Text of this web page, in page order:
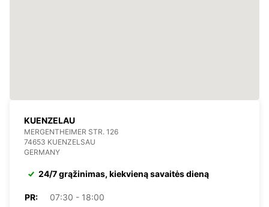
KUENZELAU
MERGENTHEIMER STR. 126
74653 KUENZELSAU
GERMANY
24/7 grąžinimas, kiekvieną savaitės dieną
PR:
07:30 - 18:00